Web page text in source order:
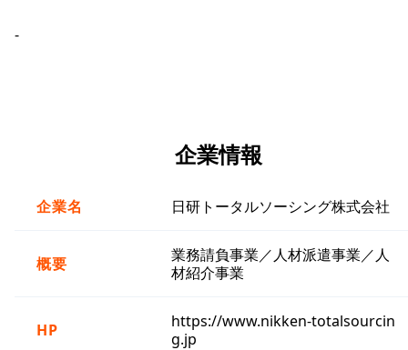
-
企業情報
企業名 日研トータルソーシング株式会社
概要
業務請負事業／人材派遣事業／人
材紹介事業
HP
https://www.nikken-totalsourcin
g.jp